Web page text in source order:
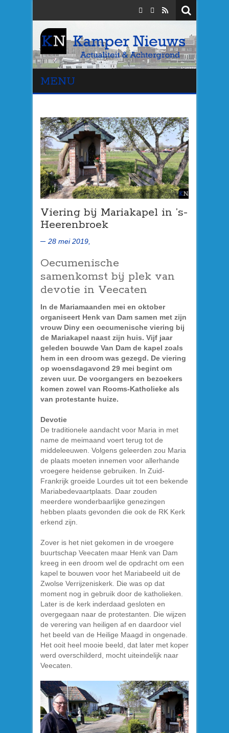
MENU
Viering bij Mariakapel in ’s-
Heerenbroek
28 mei 2019,
Oecumenische
samenkomst bij plek van
devotie in Veecaten
In de Mariamaanden mei en oktober
organiseert Henk van Dam samen met zijn
vrouw Diny een oecumenische viering bij
de Mariakapel naast zijn huis. Vijf jaar
geleden bouwde Van Dam de kapel zoals
hem in een droom was gezegd. De viering
op woensdagavond 29 mei begint om
zeven uur. De voorgangers en bezoekers
komen zowel van Rooms-Katholieke als
van protestante huize.
Devotie
De traditionele aandacht voor Maria in met
name de meimaand voert terug tot de
middeleeuwen. Volgens geleerden zou Maria
de plaats moeten innemen voor allerhande
vroegere heidense gebruiken. In Zuid-
Frankrijk groeide Lourdes uit tot een bekende
Mariabedevaartplaats. Daar zouden
meerdere wonderbaarlijke genezingen
hebben plaats gevonden die ook de RK Kerk
erkend zijn.
Zover is het niet gekomen in de vroegere
buurtschap Veecaten maar Henk van Dam
kreeg in een droom wel de opdracht om een
kapel te bouwen voor het Mariabeeld uit de
Zwolse Verrijzeniskerk. Die was op dat
moment nog in gebruik door de katholieken.
Later is de kerk inderdaad gesloten en
overgegaan naar de protestanten. Die wijzen
de verering van heiligen af en daardoor viel
het beeld van de Heilige Maagd in ongenade.
Het ooit heel mooie beeld, dat later met koper
werd overschilderd, mocht uiteindelijk naar
Veecaten.